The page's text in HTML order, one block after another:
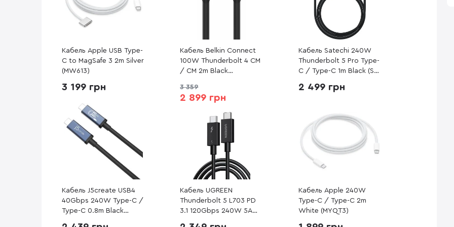
Кабель Apple USB Type-
C to MagSafe 3 2m Silver
(MW613)
3 199 грн
Кабель Belkin Connect
100W Thunderbolt 4 CM
/ CM 2m Black
3 359
2 899 грн
Кабель Satechi 240W
Thunderbolt 5 Pro Type-
C / Type-C 1m Black (ST-
2 499 грн
Кабель J5create USB4
40Gbps 240W Type-C /
Type-C 0.8m Black
Кабель UGREEN
Thunderbolt 5 L703 PD
3.1 120Gbps 240W 5A
Кабель Apple 240W
Type-C / Type-C 2m
White (MYQT3)